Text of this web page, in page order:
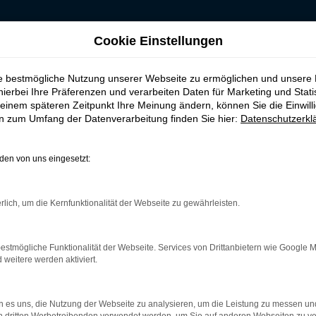
– unser Tipp für Hannover
Erwägungen heraus eine erstklassige Wahl. Sie
Hannover unterwegs. Was Budde Automobile auszeichnet,
jeden VW T6.1 Multivan Gebrauchtwagen vor dem Verkauf
zu können, was selbst die Verschleißteile einschließt. Ein
Cookie Einstellungen
bestmögliche Nutzung unserer Webseite zu ermöglichen und unsere
Ihre Präferenzen und verarbeiten Daten für Marketing und
späteren Zeitpunkt Ihre Meinung ändern, können Sie die
zum Umfang der Datenverarbeitung finden Sie hier:
von uns eingesetzt:
um die Kernfunktionalität der Webseite zu gewährleisten.
Funktionalität der Webseite. Services von Drittanbietern wie Google
weitere werden aktiviert.
es uns, die Nutzung der Webseite zu analysieren, um die Leistung zu messen